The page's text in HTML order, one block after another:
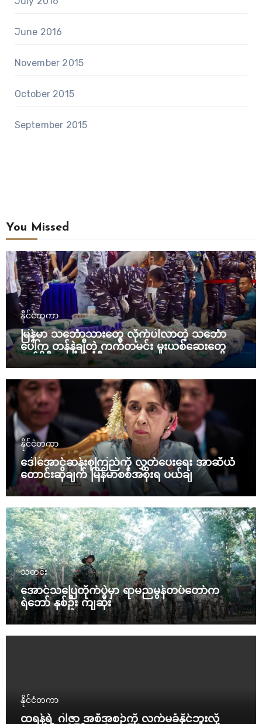
June 2016
November 2015
October 2015
September 2015
You Missed
နိုင်ငံတကာ
မြန်မာ သင်္ဘောသားတွေ လိုက်ပါလာတဲ့ သင်္ဘော
ပေါ်က တန်နဲ့ချီတဲ့ ကက်တမင်း မူးယစ်ဆေးတွေကို
အင်ဒိုနီးရှား ဖမ်းဆီး
နိုင်ငံတကာ
ဒေါ်အောင်ဆန်းစုကြည်ကို လွှတ်ပေးရေး အာဆီယံ
တောင်းဆိုချက် မြန်မာစစ်အစိုးရ ပယ်ချ
သတင်း
အောင်သပြေတိုက်ပွဲမှာ ရာမညမွန်တပ်တော်က
ရဲဘော် နှစ်ဦး ကျဆုံး
နိုင်ငံတကာ
ထရန့်ရဲ့ ဂါဇာ အစီအစဉ်ကို လက်မခံနိုင်ဘူးလို့